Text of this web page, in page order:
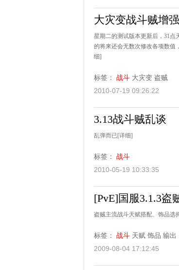
大灾变战斗贼增
星期二的测试版本更新后，31点
的将来还会无数次修改各项数值
细]
标签： 战斗 大灾变 盗贼
2010-07-19 09:26:22
3.13战斗贼乱谈
乱弹而已[详细]
标签： 战斗
2010-05-19 10:33:35
[PvE]国服3.1.3盗
盗贼主流战斗天赋搭配、饰品选
标签： 战斗 天赋 饰品 输出
2009-08-04 17:12:45